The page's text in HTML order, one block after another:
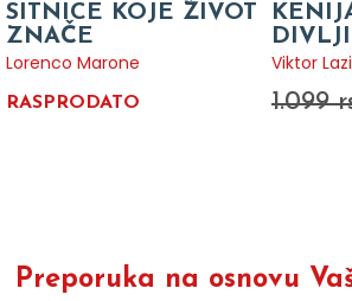
SITNICE KOJE ŽIVOT
ZNAČE
Lorenco Marone
RASPRODATO
Viktor
1.099
Preporuka na osnovu